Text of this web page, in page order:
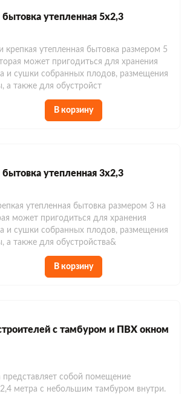
бытовка утепленная 5х2,3
крепкая утепленная бытовка размером 5
может пригодиться для хранения
и сушки собранных плодов, размещения
а также для обустройст
В корзину
бытовка утепленная 3х2,3
утепленная бытовка размером 3 на
может пригодиться для хранения
и сушки собранных плодов, размещения
а также для обустройства&
В корзину
с тамбуром и ПВХ окном
представляет собой помещение
метра с небольшим тамбуром внутри.